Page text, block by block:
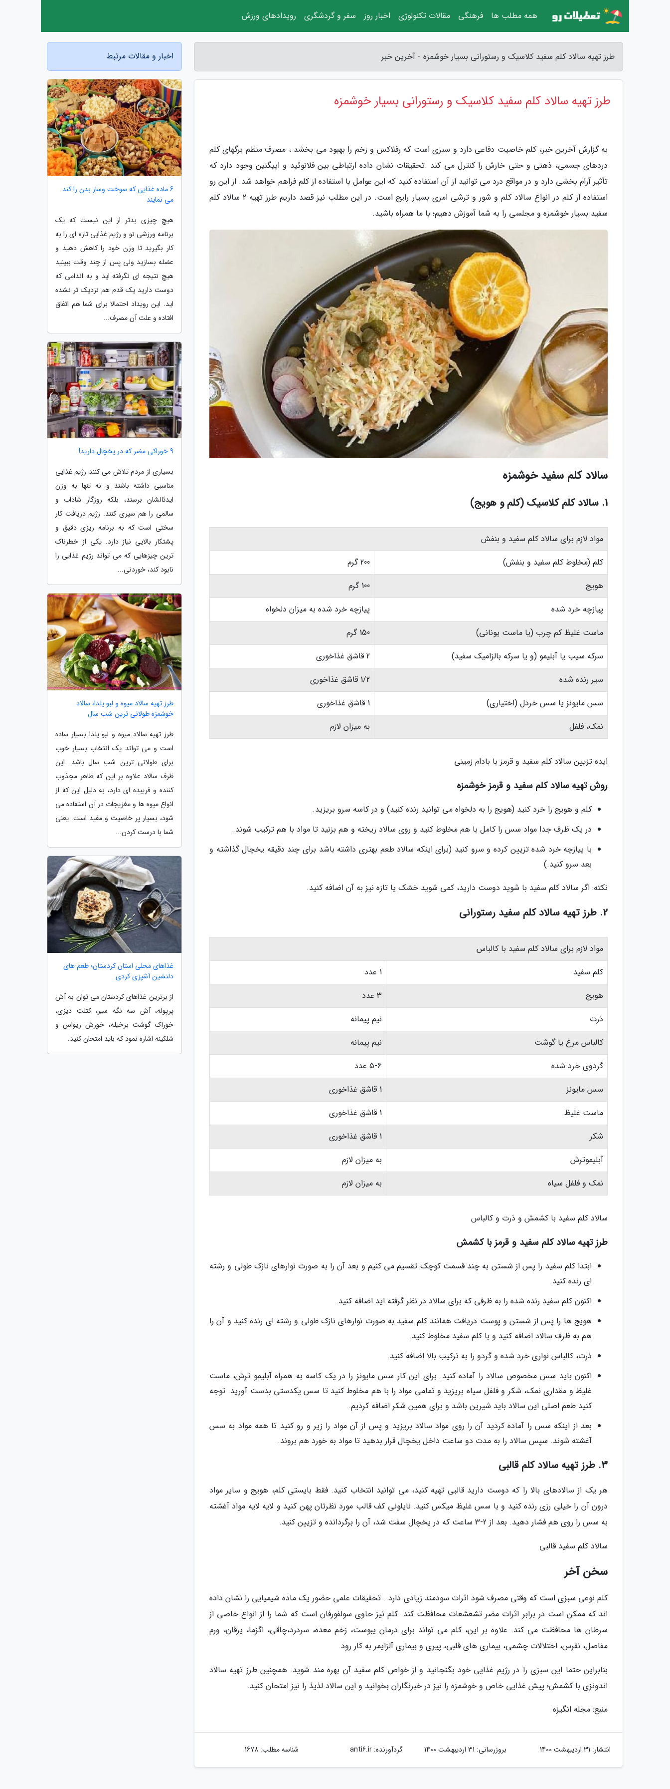
طرز تهیه سالاد کلم سفید کلاسیک و رستورانی بسیار خوشمزه - آخرین خبر
طرز تهیه سالاد کلم سفید کلاسیک و رستورانی بسیار خوشمزه
به گزارش آخرین خبر، کلم خاصیت دفاعی دارد و سبزی است که رفلاکس و زخم را بهبود می بخشد ، مصرف منظم برگهای کلم
دردهای جسمی، ذهنی و حتی خارش را کنترل می کند .تحقیقات نشان داده ارتباطی بین فلانوئید و اپیگنین وجود دارد که
تأثیر آرام بخشی دارد و در مواقع درد می توانید از آن استفاده کنید که این عوامل با استفاده از کلم فراهم خواهد شد. از این رو
استفاده از کلم در انواع سالاد کلم و شور و ترشی امری بسیار رایج است. در این مطلب نیز قصد داریم طرز تهیه 2 سالاد کلم
سفید بسیار خوشمزه و مجلسی را به شما آموزش دهیم؛ با ما همراه باشید.
سالاد کلم سفید خوشمزه
1. سالاد کلم کلاسیک (کلم و هویج)
مواد لازم برای سالاد کلم سفید و بنفش
کلم (مخلوط کلم سفید و بنفش)
200 گرم
هویج
100 گرم
پیازچه خرد شده
پیازچه خرد شده به میزان دلخواه
ماست غلیظ کم چرب (یا ماست یونانی)
150 گرم
سرکه سیب یا آبلیمو (و یا سرکه بالزامیک سفید)
2 قاشق غذاخوری
سیر رنده شده
1/2 قاشق غذاخوری
سس مایونز یا سس خردل (اختیاری)
1 قاشق غذاخوری
نمک، فلفل
به میزان لازم
ایده تزیین سالاد کلم سفید و قرمز با بادام زمینی
روش تهیه سالاد کلم سفید و قرمز خوشمزه
کلم و هویج را خرد کنید (هویج را به دلخواه می توانید رنده کنید) و در کاسه سرو بریزید.
در یک ظرف جدا مواد سس را کامل با هم مخلوط کنید و روی سالاد ریخته و هم بزنید تا مواد با هم ترکیب شوند.
با پیازچه خرد شده تزیین کرده و سرو کنید (برای اینکه سالاد طعم بهتری داشته باشد برای چند دقیقه یخچال گذاشته و
بعد سرو کنید.)
نکته: اگر سالاد کلم سفید با شوید دوست دارید، کمی شوید خشک یا تازه نیز به آن اضافه کنید.
2. طرز تهیه سالاد کلم سفید رستورانی
مواد لازم برای سالاد کلم سفید با کالباس
کلم سفید
1 عدد
هویج
3 عدد
ذرت
نیم پیمانه
کالباس مرغ یا گوشت
نیم پیمانه
گردوی خرد شده
5-6 عدد
سس مایونز
1 قاشق غذاخوری
ماست غلیظ
1 قاشق غذاخوری
شکر
1 قاشق غذاخوری
آبلیموترش
به میزان لازم
نمک و فلفل سیاه
به میزان لازم
سالاد کلم سفید با کشمش و ذرت و کالباس
طرز تهیه سالاد کلم سفید و قرمز با کشمش
ابتدا کلم سفید را پس از شستن به چند قسمت کوچک تقسیم می کنیم و بعد آن را به صورت نوارهای نازک طولی و رشته
ای رنده کنید.
اکنون کلم سفید رنده شده را به ظرفی که برای سالاد در نظر گرفته اید اضافه کنید.
هویج ها را پس از شستن و پوست دریافت همانند کلم سفید به صورت نوارهای نازک طولی و رشته ای رنده کنید و آن را
هم به ظرف سالاد اضافه کنید و با کلم سفید مخلوط کنید.
ذرت، کالباس نواری خرد شده و گردو را به ترکیب بالا اضافه کنید.
اکنون باید سس مخصوص سالاد را آماده کنید. برای این کار سس مایونز را در یک کاسه به همراه آبلیمو ترش، ماست
غلیظ و مقداری نمک، شکر و فلفل سیاه بریزید و تمامی مواد را با هم مخلوط کنید تا سس یکدستی بدست آورید. توجه
کنید طعم اصلی این سالاد باید شیرین باشد و برای همین شکر اضافه کردیم.
بعد از اینکه سس را آماده کردید آن را روی مواد سالاد بریزید و پس از آن مواد را زیر و رو کنید تا همه مواد به سس
آغشته شوند. سپس سالاد را به مدت دو ساعت داخل یخچال قرار بدهید تا مواد به خورد هم بروند.
3. طرز تهیه سالاد کلم قالبی
هر یک از سالادهای بالا را که دوست دارید قالبی تهیه کنید، می توانید انتخاب کنید. فقط بایستی کلم، هویج و سایر مواد
درون آن را خیلی رزی رنده کنید و با سس غلیظ میکس کنید. نایلونی کف قالب مورد نظرتان پهن کنید و لایه لایه مواد آغشته
به سس را روی هم فشار دهید. بعد از 2-3 ساعت که در یخچال سفت شد، آن را برگردانده و تزیین کنید.
سالاد کلم سفید قالبی
سخن آخر
کلم نوعی سبزی است که وقتی مصرف شود اثرات سودمند زیادی دارد . تحقیقات علمی حضور یک ماده شیمیایی را نشان داده
اند که ممکن است در برابر اثرات مضر تشعشعات محافظت کند. کلم نیز حاوی سولفورفان است که شما را از انواع خاصی از
سرطان ها محافظت می کند. علاوه بر این، کلم می تواند برای درمان یبوست، زخم معده، سردرد،چاقی، اگزما، یرقان، ورم
مفاصل، نقرس، اختلالات چشمی، بیماری های قلبی، پیری و بیماری آلزایمر به کار رود.
بنابراین حتما این سبزی را در رژیم غذایی خود بگنجانید و از خواص کلم سفید آن بهره مند شوید. همچنین طرز تهیه سالاد
اندونزی با کشمش؛ پیش غذایی خاص و خوشمزه را نیز در خبرنگاران بخوانید و این سالاد لذیذ را نیز امتحان کنید.
منبع: مجله انگیزه
انتشار: 31 اردیبهشت 1400 بروزرسانی: 31 اردیبهشت 1400 گردآورنده:anti6.ir شناسه مطلب: 1678
اخبار و مقالات مرتبط
6 ماده غذایی که سوخت وساز بدن را کند
می نمایند
هیچ چیزی بدتر از این نیست که یک
برنامه ورزشی نو و رژیم غذایی تازه ای را به
کار بگیرید تا وزن خود را کاهش دهید و
عضله بسازید ولی پس از چند وقت ببینید
هیچ نتیجه ای نگرفته اید و به اندامی که
دوست دارید یک قدم هم نزدیک تر نشده
اید. این رویداد احتمالا برای شما هم اتفاق
افتاده و علت آن مصرف...
9 خوراکی مضر که در یخچال دارید!
بسیاری از مردم تلاش می کنند رژیم غذایی
مناسبی داشته باشند و نه تنها به وزن
ایدئالشان برسند، بلکه روزگار شاداب و
سالمی را هم سپری کنند. رژیم دریافت کار
سختی است که به برنامه ریزی دقیق و
پشتکار بالایی نیاز دارد. یکی از خطرناک
ترین چیزهایی که می تواند رژیم غذایی را
نابود کند، خوردنی...
طرز تهیه سالاد میوه و لبو یلدا، سالاد
خوشمزه طولانی ترین شب سال
طرز تهیه سالاد میوه و لبو یلدا بسیار ساده
است و می تواند یک انتخاب بسیار خوب
برای طولانی ترین شب سال باشد. این
ظرف سالاد علاوه بر این که ظاهر مجذوب
کننده و فریبده ای دارد، به دلیل این که از
انواع میوه ها و مغزیجات در آن استفاده می
شود، بسیار پر خاصیت و مفید است. یعنی
شما با درست کردن...
غذاهای محلی استان کردستان؛ طعم های
دلنشین آشپزی کردی
از برترین غذاهای کردستان می توان به آش
پرپوله، آش سه نگه سیر، کتلت دیزی،
خوراک گوشت برخیله، خورش ریواس و
شلکینه اشاره نمود که باید امتحان کنید.
همه مطلب ها فرهنگی مقالات تکنولوژی اخبار روز سفر و گردشگری رویدادهای ورزش